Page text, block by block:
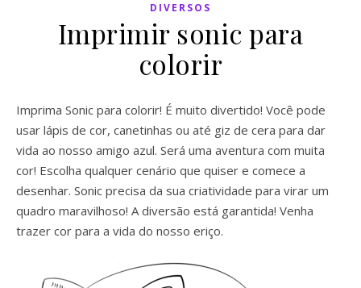
DIVERSOS
Imprimir sonic para
colorir
Imprima Sonic para colorir! É muito divertido! Você pode
usar lápis de cor, canetinhas ou até giz de cera para dar
vida ao nosso amigo azul. Será uma aventura com muita
cor! Escolha qualquer cenário que quiser e comece a
desenhar. Sonic precisa da sua criatividade para virar um
quadro maravilhoso! A diversão está garantida! Venha
trazer cor para a vida do nosso eriço.